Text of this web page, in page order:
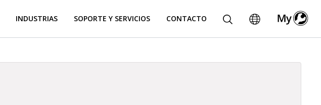
INDUSTRIAS SOPORTE Y SERVICIOS CONTACTO